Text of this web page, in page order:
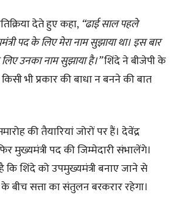
देते हुए कहा, “ढाई साल पहले
पद के लिए मेरा नाम सुझाया था। इस बार
उनका नाम सुझाया है।”शिंदे ने बीजेपी के
भी प्रकार की बाधा न बनने की बात
की तैयारियां जोरों पर हैं। देवेंद्र
मुख्यमंत्री पद की जिम्मेदारी संभालेंगे।
कि शिंदे को उपमुख्यमंत्री बनाए जाने से
बीच सत्ता का संतुलन बरकरार रहेगा।